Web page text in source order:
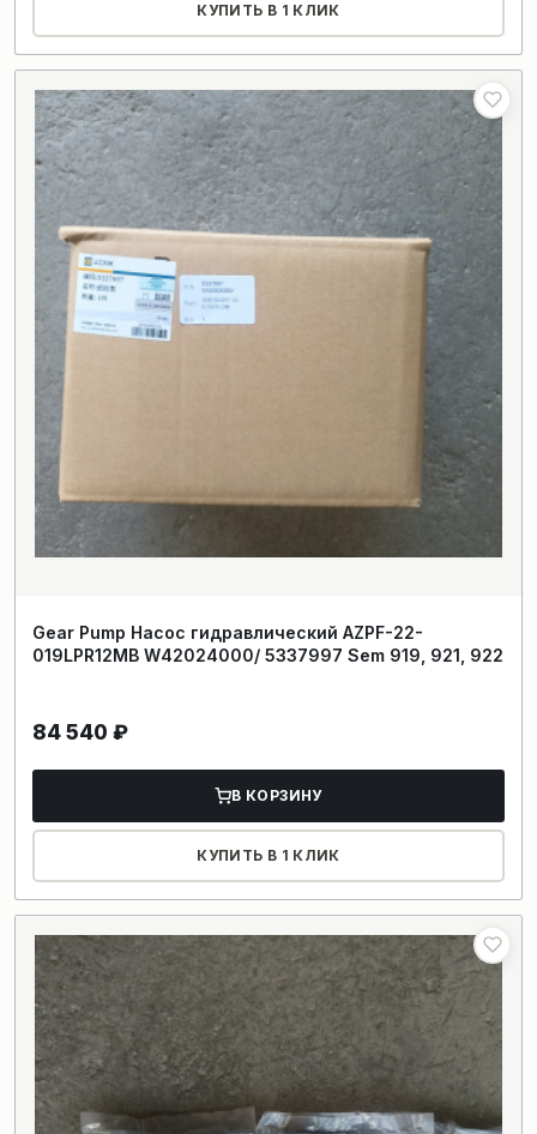
КУПИТЬ В 1 КЛИК
Gear Pump Насос гидравлический AZPF-22-
019LPR12MB W42024000/ 5337997 Sem 919, 921, 922
84 540 ₽
В КОРЗИНУ
КУПИТЬ В 1 КЛИК